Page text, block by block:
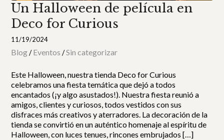
Un Halloween de película en
Deco for Curious
11/19/2024
Blog/Eventos /Sin categorizar
Este Halloween, nuestra tienda Deco for Curious
celebramos una fiesta temática que dejó a todos
encantados (¡y algo asustados!). Nuestra fiesta reunió a
amigos, clientes y curiosos, todos vestidos con sus
disfraces más creativos y aterradores. La decoración de la
tienda se convirtió en un auténtico homenaje al espíritu de
Halloween, con luces tenues, rincones embrujados […]